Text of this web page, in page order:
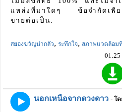
แหล่งที่มาใดๆ ข้อจำกัดเพีย
ขายต่อเป็น.
สยองขวัญน่ากลัว, ระทึกใจ, สภาพแวดล้อม
01:25
นอกเหนือจากดวงดาว - โด